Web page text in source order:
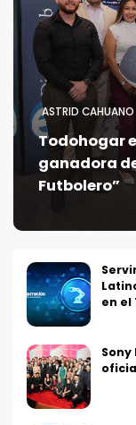
ASTRID CAHUANO
Todohogar
ganadora
Futbolero”
en el